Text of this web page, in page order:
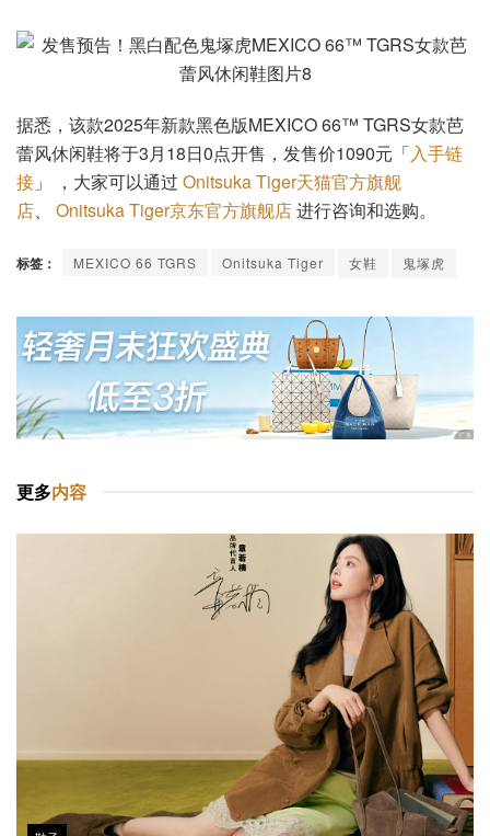
据悉，该款2025年新款黑色版MEXICO 66™ TGRS女款芭
蕾风休闲鞋将于3月18日0点开售，发售价1090元「入手链
接 」 ，大家可以通过 Onitsuka Tiger天猫官方旗舰
店、 Onitsuka Tiger京东官方旗舰店进行咨询和选购。
标签： MEXICO 66 TGRS Onitsuka Tiger 女鞋 鬼塚虎
更多内容